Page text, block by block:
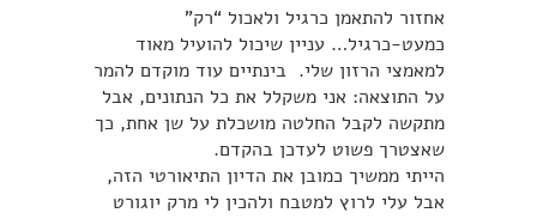
אחזור להתאמן כרגיל ולאכול “רק”
כמעט-כרגיל… עניין שיכול להועיל מאוד
למאמצי הרזון שלי. בינתיים עוד מוקדם להמר
על התוצאה: אני משקלל את כל הנתונים, אבל
מתקשה לקבל החלטה מושכלת על שן אחת, כך
שאצטרך פשוט לעדכן בהקדם.
הייתי ממשיך כמובן את הדיון התיאורטי הזה,
אבל עלי לרוץ למטבח ולהכין לי מרק יוגורט